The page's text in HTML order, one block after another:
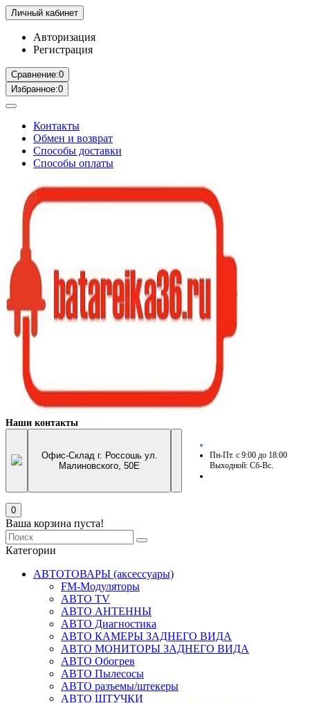
Личный кабинет
Авторизация
Регистрация
Сравнение:0
Избранное:0
Контакты
Обмен и возврат
Способы доставки
Способы оплаты
Наши контакты
Офис-Склад г. Россошь ул.
Малиновского, 50Е
Пн-Пт. с 9:00 до 18:00
Выходной: Сб-Вс.
0
Ваша корзина пуста!
Категории
АВТОТОВАРЫ (аксессуары)
FM-Модуляторы
АВТО TV
АВТО АНТЕННЫ
АВТО Диагностика
АВТО КАМЕРЫ ЗАДНЕГО ВИДА
АВТО МОНИТОРЫ ЗАДНЕГО ВИДА
АВТО Обогрев
АВТО Пылесосы
АВТО разъемы/штекеры
АВТО ШТУЧКИ